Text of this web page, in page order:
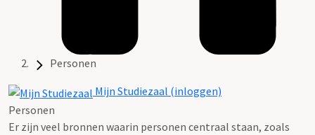
Personen
Mijn Studiezaal (inloggen)
Personen
Er zijn veel bronnen waarin personen centraal staan, zoals